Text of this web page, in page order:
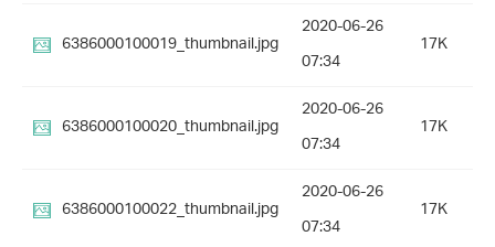
6386000100019_thumbnail.jpg
2020-06-26
07:34
17K
6386000100020_thumbnail.jpg
2020-06-26
07:34
17K
6386000100022_thumbnail.jpg
2020-06-26
07:34
17K